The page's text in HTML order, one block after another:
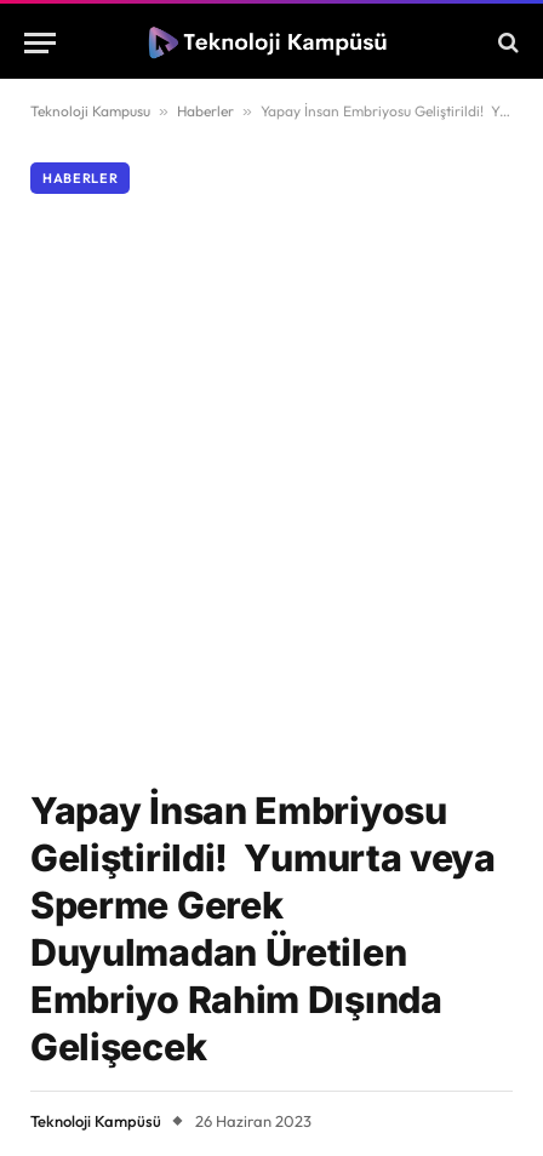
Teknoloji Kampusu » Haberler » Yapay İnsan Embriyosu Geliştirildi! Yumurta veya Sperme Gerek Duyulmadan Üretilen Embriyo Rahim Dışında Gelişecek
HABERLER
Yapay İnsan Embriyosu
Geliştirildi! Yumurta veya
Sperme Gerek
Duyulmadan Üretilen
Embriyo Rahim Dışında
Gelişecek
Teknoloji Kampüsü 26 Haziran 2023